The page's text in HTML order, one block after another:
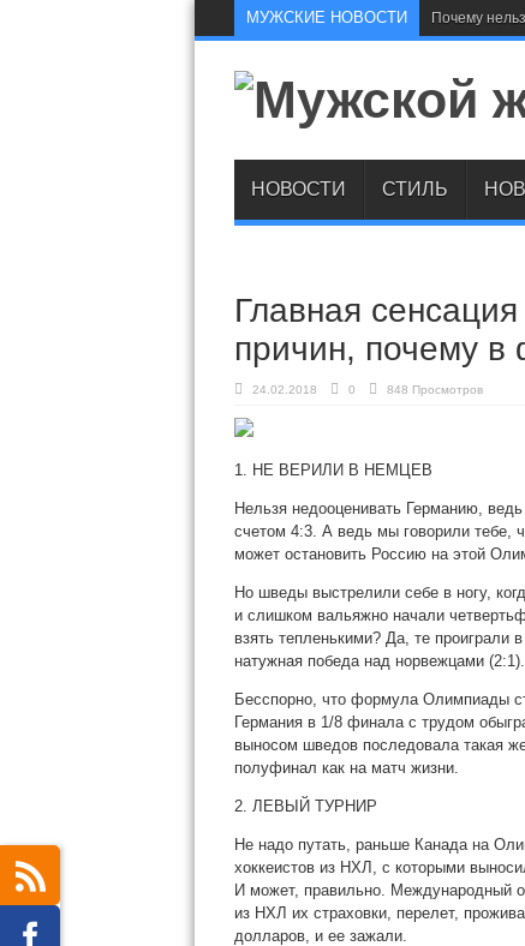
МУЖСКИЕ НОВОСТИ Почему
НОВОСТИ СТИЛЬ
Главная
причин, почему
24.02.2018 0 848 Просмотров
1. НЕ ВЕРИЛИ В НЕМЦЕВ
Нельзя недооценивать Германию,
счетом 4:3. А ведь мы говорили тебе,
может остановить Россию на этой
Но шведы выстрелили себе в ногу,
и слишком вальяжно начали
взять тепленькими? Да, те
натужная победа над норвежцами (2:1).
Бесспорно, что формула Олимпиады
Германия в 1/8 финала с трудом
выносом шведов последовала такая
полуфинал как на матч жизни.
2. ЛЕВЫЙ ТУРНИР
Не надо путать, раньше Канада на
хоккеистов из НХЛ, с которыми
И может, правильно. Международный
из НХЛ их страховки, перелет,
долларов, и ее зажали.